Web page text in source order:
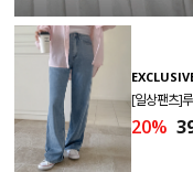
[일상팬츠]
20%